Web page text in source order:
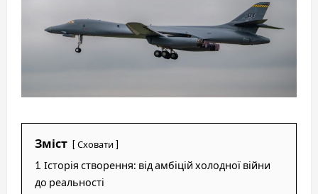
Зміст Сховати
1 Історія створення: від амбіцій холодної війни
до реальності